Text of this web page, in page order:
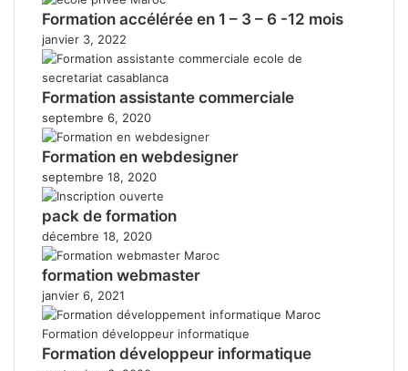
Formation accélérée en 1 – 3 – 6 -12 mois
janvier 3, 2022
Formation assistante commerciale
septembre 6, 2020
Formation en webdesigner
septembre 18, 2020
pack de formation
décembre 18, 2020
formation webmaster
janvier 6, 2021
Formation développeur informatique